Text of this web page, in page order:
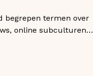
begrepen termen over
online subculturen…